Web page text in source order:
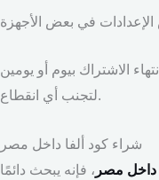
الاشتراك بيوم أو يومين
لتجنب أي انقطاع.
شراء كود ألفا داخل مصر
داخل مصر ، فإنه يبحث دائمًا